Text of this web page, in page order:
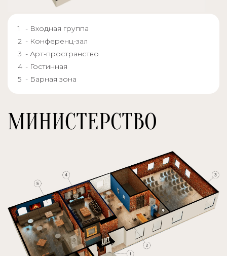
- Входная группа
- Конференц-зал
- Арт-пространство
- Гостинная
- Барная зона
МИНИСТЕРСТВО